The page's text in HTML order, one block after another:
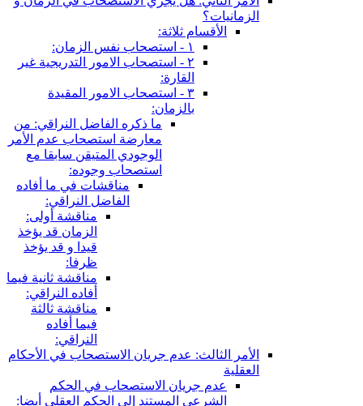
الزمانيات؟
الأقسام ثلاثة:
١ - استصحاب نفس الزمان:
٢ - استصحاب الامور التدريجية غير
القارة:
٣ - استصحاب الامور المقيدة
بالزمان:
ما ذكره الفاضل النراقي: من
معارضة استصحاب عدم الأمر
الوجودي المتيقن سابقا مع
استصحاب وجوده:
مناقشات في ما أفاده
الفاضل النراقي:
مناقشة أولى:
الزمان قد يؤخذ
قيدا و قد يؤخذ
ظرفا:
مناقشة ثانية فيما
أفاده النراقي:
مناقشة ثالثة
فيما أفاده
النراقي:
الأمر الثالث: عدم جريان الاستصحاب في الأحكام
العقلية
عدم جريان الاستصحاب في الحكم
الشرعي المستند إلى الحكم العقلي أيضا: